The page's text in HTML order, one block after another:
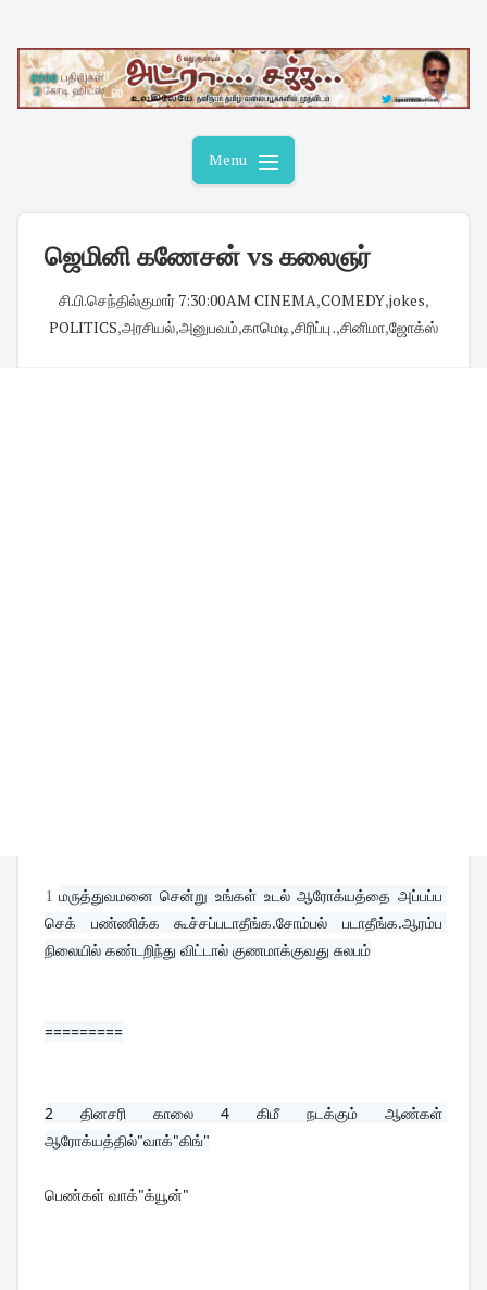
content
Menu
ஜெமினி கணேசன் vs கலைஞர்
சி.பி.செந்தில்குமார்· 7:30:00 AM CINEMA,COMEDY,jokes,
POLITICS,அரசியல்,அனுபவம்,காமெடி,சிரிப்பு .,சினிமா,ஜோக்ஸ்
1 மருத்துவமனை சென்று உங்கள் உடல் ஆரோக்யத்தை அப்பப்ப
செக் பண்ணிக்க கூச்சப்படாதீங்க.சோம்பல் படாதீங்க.ஆரம்ப
நிலையில் கண்டறிந்து விட்டால் குணமாக்குவது சுலபம்
=========
2 தினசரி காலை 4 கிமீ நடக்கும் ஆண்கள்
ஆரோக்யத்தில்"வாக்"கிங்"
பெண்கள் வாக்"க்யூன்"